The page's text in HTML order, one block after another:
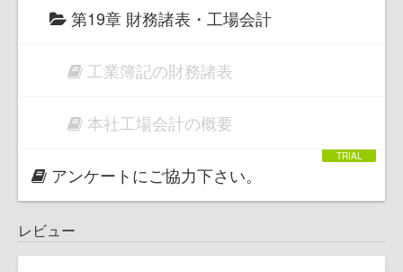
第19章 財務諸表・工場会計
工業簿記の財務諸表
本社工場会計の概要
アンケートにご協力下さい。
レビュー